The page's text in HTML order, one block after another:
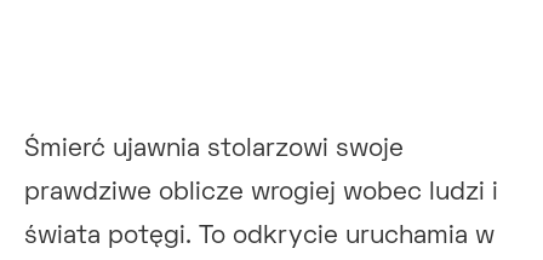
Śmierć ujawnia stolarzowi swoje
prawdziwe oblicze wrogiej wobec ludzi i
świata potęgi. To odkrycie uruchamia w